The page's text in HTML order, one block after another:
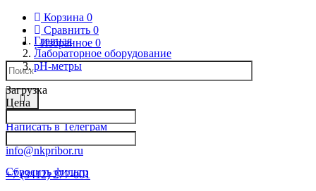
Корзина 0
Сравнить 0
Избранное 0
Написать в Телеграм
info@nkpribor.ru
+7 (3412) 277-001
Главная
Лабораторное оборудование
pH-метры
Загрузка
Цена
Сбросить фильтр